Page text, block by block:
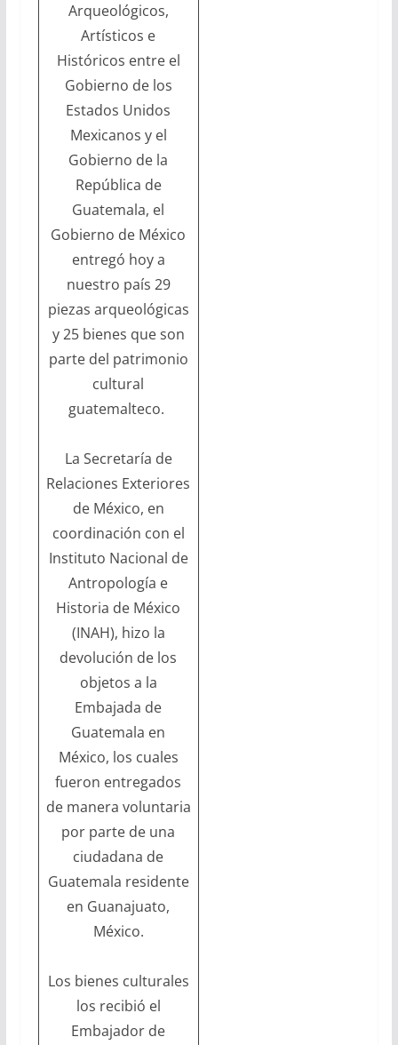
Arqueológicos,
Artísticos e
Históricos entre el
Gobierno de los
Estados Unidos
Mexicanos y el
Gobierno de la
República de
Guatemala, el
Gobierno de México
entregó hoy a
nuestro país 29
piezas arqueológicas
y 25 bienes que son
parte del patrimonio
cultural
guatemalteco.
La Secretaría de
Relaciones Exteriores
de México, en
coordinación con el
Instituto Nacional de
Antropología e
Historia de México
(INAH), hizo la
devolución de los
objetos a la
Embajada de
Guatemala en
México, los cuales
fueron entregados
de manera voluntaria
por parte de una
ciudadana de
Guatemala residente
en Guanajuato,
México.
Los bienes culturales
los recibió el
Embajador de